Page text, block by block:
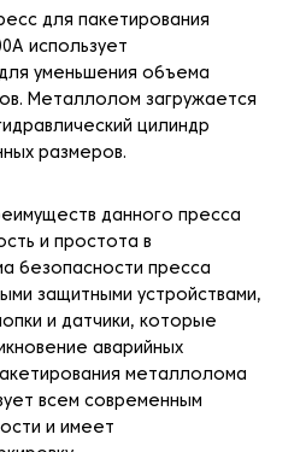
для пакетирования
использует
уменьшения объема
Металлолом загружается
цилиндр
размеров.
данного пресса
и простота в
безопасности пресса
защитными устройствами,
и датчики, которые
аварийных
металлолома
всем современным
и имеет